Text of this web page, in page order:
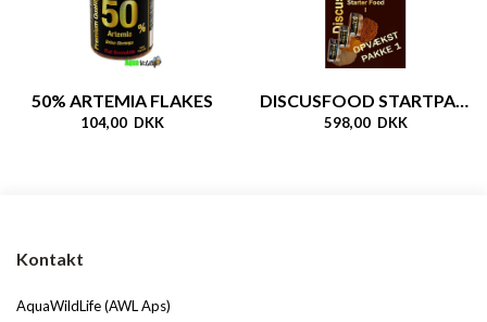
50% ARTEMIA FLAKES
104,00 DKK
DISCUSFOOD STARTPAKKE 1
598,00 DKK
Kontakt
AquaWildLife (AWL Aps)